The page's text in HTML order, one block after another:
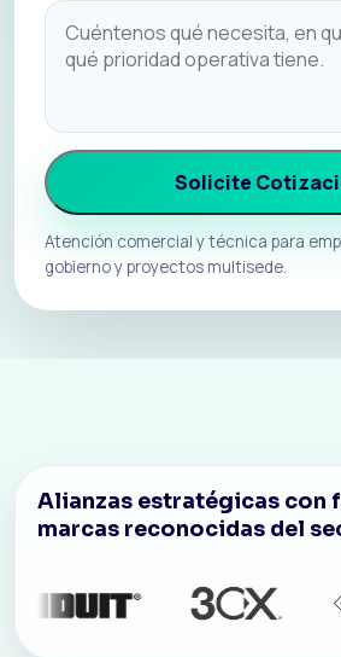
Solicite
Atención comercial y técnica para
gobierno y proyectos multisede.
Alianzas estratégicas con
marcas reconocidas del